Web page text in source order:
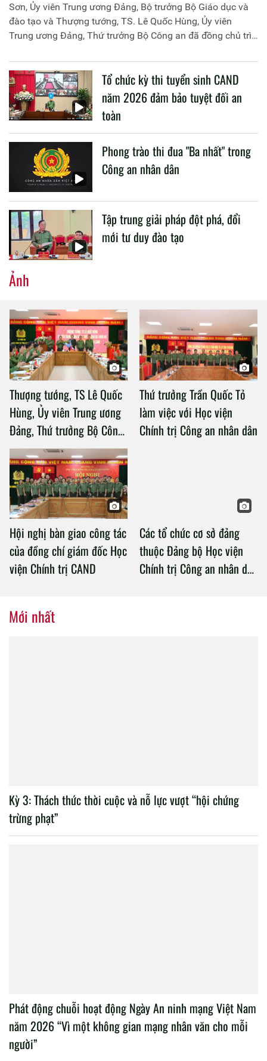
Sơn, Ủy viên Trung ương Đảng, Bộ trưởng Bộ Giáo dục và
đào tạo và Thượng tướng, TS. Lê Quốc Hùng, Ủy viên
Trung ương Đảng, Thứ trưởng Bộ Công an đã đồng chủ trì
liên quan đến công tác giáo dục và đào tạo của lực lượng
CAND.
Tổ chức kỳ thi tuyển sinh CAND
năm 2026 đảm bảo tuyệt đối an
toàn
Phong trào thi đua "Ba nhất" trong
Công an nhân dân
Tập trung giải pháp đột phá, đổi
mới tư duy đào tạo
Ảnh
Thượng tướng, TS Lê Quốc
Hùng, Ủy viên Trung ương
Đảng, Thứ trưởng Bộ Công
an làm việc với Học viện
Chính trị Công an nhân dân
Thứ trưởng Trần Quốc Tỏ
làm việc với Học viện
Chính trị Công an nhân dân
Hội nghị bàn giao công tác
của đồng chí giám đốc Học
viện Chính trị CAND
Các tổ chức cơ sở đảng
thuộc Đảng bộ Học viện
Chính trị Công an nhân dân
Mới nhất
Kỳ 3: Thách thức thời cuộc và nỗ lực vượt “hội chứng
trừng phạt”
Phát động chuỗi hoạt động Ngày An ninh mạng Việt Nam
năm 2026 “Vì một không gian mạng nhân văn cho mỗi
người”